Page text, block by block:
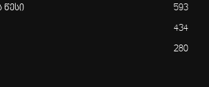
წესი 593
434
280